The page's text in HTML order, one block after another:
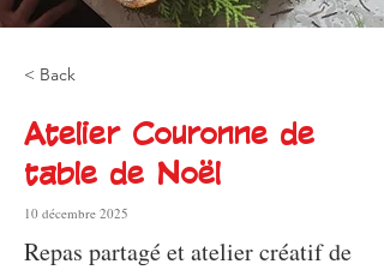
< Back
Atelier Couronne de
table de Noël
10 décembre 2025
Repas partagé et atelier créatif de